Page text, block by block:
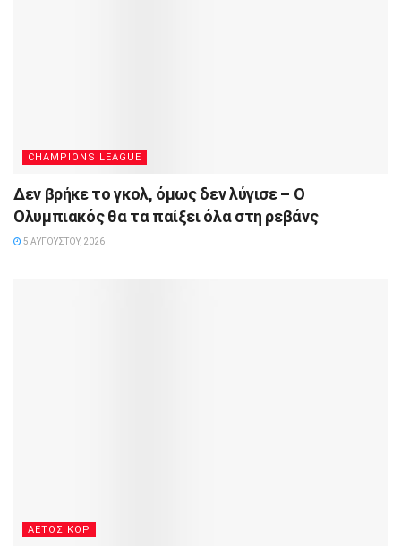
CHAMPIONS LEAGUE
Δεν βρήκε το γκολ, όμως δεν λύγισε – Ο
Ολυμπιακός θα τα παίξει όλα στη ρεβάνς
5 ΑΥΓΟΎΣΤΟΥ, 2026
ΑΕΤΟΣ ΚΟΡ